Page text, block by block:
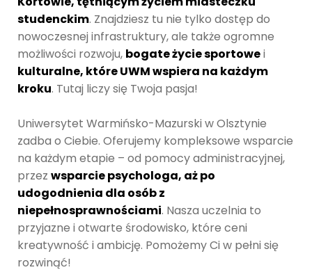
studenckim. Znajdziesz tu nie tylko dostęp do
nowoczesnej infrastruktury, ale także ogromne
możliwości rozwoju, bogate życie sportowei
kulturalne, które UWM wspiera na każdym
kroku. Tutaj liczy się Twoja pasja!
Uniwersytet Warmińsko-Mazurski w Olsztynie
zadba o Ciebie. Oferujemy kompleksowe wsparcie
na każdym etapie – od pomocy administracyjnej,
przez wsparcie psychologa, aż po
udogodnienia dla osób z
niepełnosprawnościami. Nasza uczelnia to
przyjazne i otwarte środowisko, które ceni
kreatywność i ambicję. Pomożemy Ci w pełni się
rozwinąć!